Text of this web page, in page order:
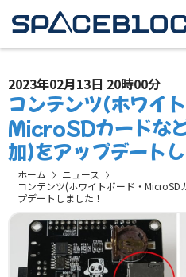
2023年02月13日 20時00分
コンテンツ(ホワイ
MicroSDカードな
加)をアップデート
ホーム
ニュース
コンテンツ(ホワイトボード・
プデートしました！